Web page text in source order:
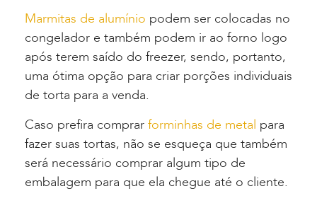
Marmitas de alumínio podem ser colocadas no
congelador e também podem ir ao forno logo
após terem saído do freezer, sendo, portanto,
uma ótima opção para criar porções individuais
de torta para a venda.
Caso prefira comprar forminhas de metal para
fazer suas tortas, não se esqueça que também
será necessário comprar algum tipo de
embalagem para que ela chegue até o cliente.